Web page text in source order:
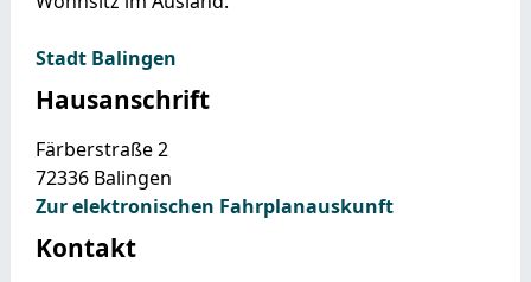
Stadt Balingen
Hausanschrift
Färberstraße 2
72336 Balingen
Zur elektronischen Fahrplanauskunft
Kontakt